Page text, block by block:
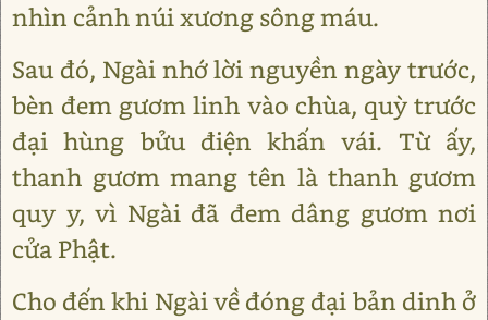
nhìn cảnh núi xương sông máu.
Sau đó, Ngài nhớ lời nguyền ngày trước,
bèn đem gươm linh vào chùa, quỳ trước
đại hùng bửu điện khấn vái. Từ ấy,
thanh gươm mang tên là thanh gươm
quy y, vì Ngài đã đem dâng gươm nơi
cửa Phật.
Cho đến khi Ngài về đóng đại bản dinh ở